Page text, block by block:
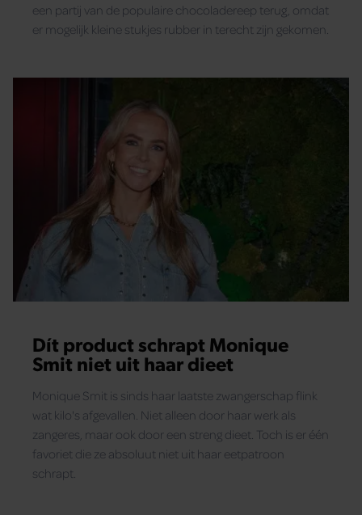
een partij van de populaire chocoladereep terug, omdat
er mogelijk kleine stukjes rubber in terecht zijn gekomen.
Dít product schrapt Monique
Smit niet uit haar dieet
Monique Smit is sinds haar laatste zwangerschap flink
wat kilo's afgevallen. Niet alleen door haar werk als
zangeres, maar ook door een streng dieet. Toch is er één
favoriet die ze absoluut niet uit haar eetpatroon
schrapt.